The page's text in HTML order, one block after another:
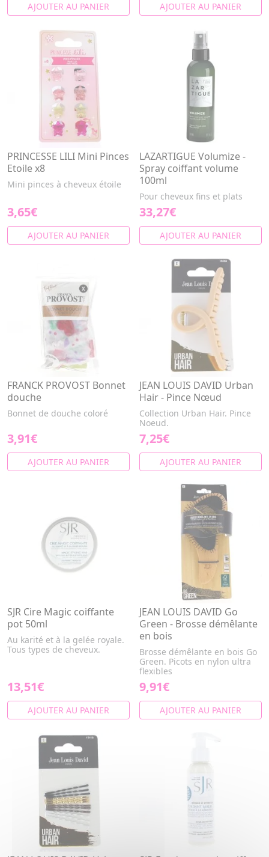
AJOUTER AU PANIER AJOUTER AU PANIER
PRINCESSE LILI Mini Pinces
Etoile x8
Mini pinces à cheveux étoile
3,65€
AJOUTER AU PANIER
LAZARTIGUE Volumize -
Spray coiffant volume
100ml
Pour cheveux fins et plats
33,27€
AJOUTER AU PANIER
FRANCK PROVOST Bonnet
douche
Bonnet de douche coloré
3,91€
AJOUTER AU PANIER
JEAN LOUIS DAVID Urban
Hair - Pince Nœud
Collection Urban Hair. Pince
Noeud.
7,25€
AJOUTER AU PANIER
SJR Cire Magic coiffante
pot 50ml
Au karité et à la gelée royale.
Tous types de cheveux.
13,51€
AJOUTER AU PANIER
JEAN LOUIS DAVID Go
Green - Brosse démêlante
en bois
Brosse démêlante en bois Go
Green. Picots en nylon ultra
flexibles
9,91€
AJOUTER AU PANIER